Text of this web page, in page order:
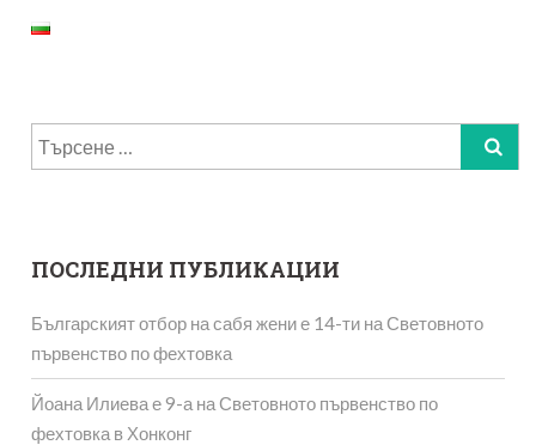
Търсене
за:
ПОСЛЕДНИ ПУБЛИКАЦИИ
Българският отбор на сабя жени е 14-ти на Световното
първенство по фехтовка
Йоана Илиева е 9-а на Световното първенство по
фехтовка в Хонконг